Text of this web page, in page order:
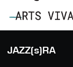
JAZZ(s)RA